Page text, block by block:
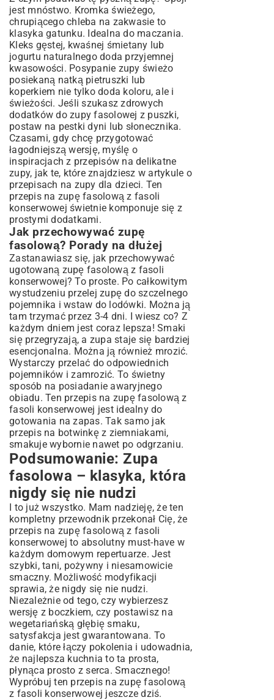
jest mnóstwo. Kromka świeżego,
chrupiącego chleba na zakwasie to
klasyka gatunku. Idealna do maczania.
Kleks gęstej, kwaśnej śmietany lub
jogurtu naturalnego doda przyjemnej
kwasowości. Posypanie zupy świeżo
posiekaną natką pietruszki lub
koperkiem nie tylko doda koloru, ale i
świeżości. Jeśli szukasz zdrowych
dodatków do zupy fasolowej z puszki,
postaw na pestki dyni lub słonecznika.
Czasami, gdy chcę przygotować
łagodniejszą wersję, myślę o
inspiracjach z przepisów na delikatne
zupy, jak te, które znajdziesz w artykule o
przepisach na zupy dla dzieci. Ten
przepis na zupę fasolową z fasoli
konserwowej świetnie komponuje się z
prostymi dodatkami.
Jak przechowywać zupę
fasolową? Porady na dłużej
Zastanawiasz się, jak przechowywać
ugotowaną zupę fasolową z fasoli
konserwowej? To proste. Po całkowitym
wystudzeniu przelej zupę do szczelnego
pojemnika i wstaw do lodówki. Można ją
tam trzymać przez 3-4 dni. I wiesz co? Z
każdym dniem jest coraz lepsza! Smaki
się przegryzają, a zupa staje się bardziej
esencjonalna. Można ją również mrozić.
Wystarczy przelać do odpowiednich
pojemników i zamrozić. To świetny
sposób na posiadanie awaryjnego
obiadu. Ten przepis na zupę fasolową z
fasoli konserwowej jest idealny do
gotowania na zapas. Tak samo jak
przepis na botwinkę z ziemniakami,
smakuje wybornie nawet po odgrzaniu.
Podsumowanie: Zupa
fasolowa – klasyka, która
nigdy się nie nudzi
I to już wszystko. Mam nadzieję, że ten
kompletny przewodnik przekonał Cię, że
przepis na zupę fasolową z fasoli
konserwowej to absolutny must-have w
każdym domowym repertuarze. Jest
szybki, tani, pożywny i niesamowicie
smaczny. Możliwość modyfikacji
sprawia, że nigdy się nie nudzi.
Niezależnie od tego, czy wybierzesz
wersję z boczkiem, czy postawisz na
wegetariańską głębię smaku,
satysfakcja jest gwarantowana. To
danie, które łączy pokolenia i udowadnia,
że najlepsza kuchnia to ta prosta,
płynąca prosto z serca. Smacznego!
Wypróbuj ten przepis na zupę fasolową
z fasoli konserwowej jeszcze dziś.